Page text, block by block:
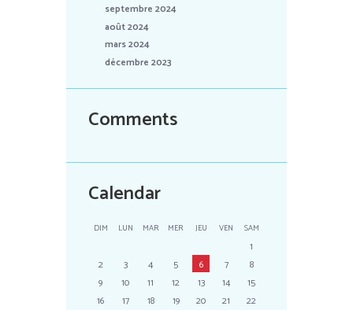
septembre 2024
août 2024
mars 2024
décembre 2023
Comments
Calendar
DIM LUN MAR MER JEU VEN SAM
1
2
3 4 5 6 7
8
9
10 11 12 13 14
15
16
17 18 19 20 21
22